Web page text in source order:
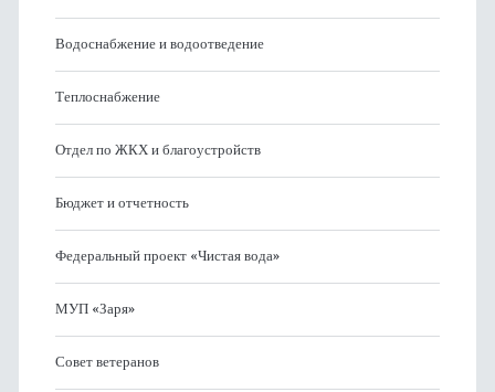
Водоснабжение и водоотведение
Теплоснабжение
Отдел по ЖКХ и благоустройств
Бюджет и отчетность
Федеральный проект «Чистая вода»
МУП «Заря»
Совет ветеранов